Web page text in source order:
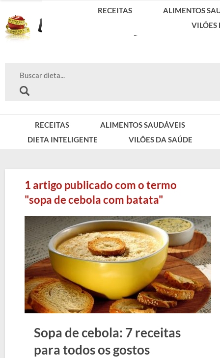
RECEITAS
ALIMENTOS SAUDÁVEIS
DIETA INTELIGENTE
VILÕES DA SAÚDE
RECEITAS
ALIMENTOS
VILÕES
1 artigo publicado com o termo
"sopa de cebola com batata"
Sopa de cebola: 7 receitas
para todos os gostos